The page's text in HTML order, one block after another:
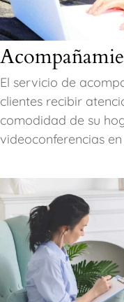
El servicio de
clientes recibir
comodidad de su
videoconferencias en